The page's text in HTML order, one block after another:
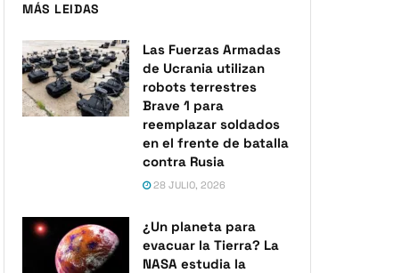
MÁS LEIDAS
Las Fuerzas Armadas
de Ucrania utilizan
robots terrestres
Brave 1 para
reemplazar soldados
en el frente de batalla
contra Rusia
28 JULIO, 2026
¿Un planeta para
evacuar la Tierra? La
NASA estudia la